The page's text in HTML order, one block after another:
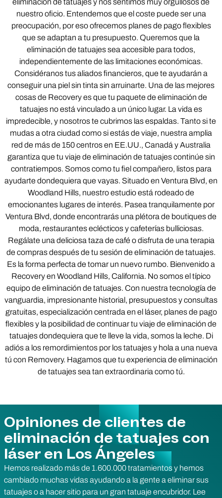
nuestro oficio. Entendemos que el coste puede ser una
preocupación, por eso ofrecemos planes de pago flexibles
que se adaptan a tu presupuesto. Queremos que la
eliminación de tatuajes sea accesible para todos,
independientemente de las limitaciones económicas.
Considéranos tus aliados financieros, que te ayudarán a
conseguir una piel sin tinta sin arruinarte. Una de las mejores
cosas de Recovery es que tu paquete de eliminación de
tatuajes no está vinculado a un único lugar. La vida es
impredecible, y nosotros te cubrimos las espaldas. Tanto si te
mudas a otra ciudad como si estás de viaje, nuestra amplia
red de más de 150 centros en EE.UU., Canadá y Australia
garantiza que tu viaje de eliminación de tatuajes continúe sin
contratiempos. Somos como tu fiel compañero, listos para
ayudarte dondequiera que vayas. Situado en Ventura Blvd, en
Woodland Hills, nuestro estudio está rodeado de
emocionantes lugares de interés. Pasea tranquilamente por
Ventura Blvd, donde encontrarás una plétora de boutiques de
moda, restaurantes eclécticos y cafeterías bulliciosas.
Regálate una deliciosa taza de café o disfruta de una terapia
de compras después de tu sesión de eliminación de tatuajes.
Es la forma perfecta de tomar un nuevo rumbo. Bienvenido a
Recovery en Woodland Hills, California. No somos el típico
equipo de eliminación de tatuajes. Con nuestra tecnología de
vanguardia, impresionante historial, presupuestos y consultas
gratuitas, especialización centrada en el láser, planes de pago
flexibles y la posibilidad de continuar tu viaje de eliminación de
tatuajes dondequiera que te lleve la vida, somos la leche. Di
adiós a los remordimientos por los tatuajes y hola a una nueva
tú con Removery. Hagamos que tu experiencia de eliminación
de tatuajes sea tan extraordinaria como tú.
Opiniones de clientes de
eliminación de tatuajes con
láser en Los Ángeles
Hemos realizado más de 1.600.000 tratamientos y hemos
cambiado muchas vidas ayudando a la gente a eliminar sus
tatuajes o a hacer sitio para un gran tatuaje encubridor. Lee